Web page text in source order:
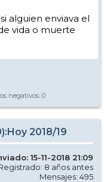
alguien enviava el
vida o muerte
negativos: 0
2018/19
15-11-2018 21:09
8 años antes
Mensajes: 495